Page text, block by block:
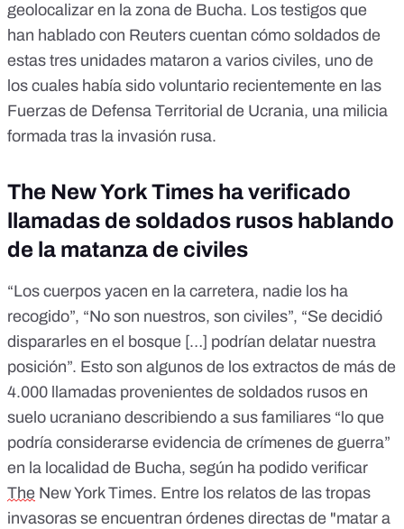
geolocalizar en la zona de Bucha. Los testigos que
han hablado con Reuters cuentan cómo soldados de
estas tres unidades mataron a varios civiles, uno de
los cuales había sido voluntario recientemente en las
Fuerzas de Defensa Territorial de Ucrania, una milicia
formada tras la invasión rusa.
The New York Times ha verificado
llamadas de soldados rusos hablando
de la matanza de civiles
“Los cuerpos yacen en la carretera, nadie los ha
recogido”, “No son nuestros, son civiles”, “Se decidió
dispararles en el bosque […] podrían delatar nuestra
posición”. Esto son algunos de los extractos de más de
4.000 llamadas provenientes de soldados rusos en
suelo ucraniano describiendo a sus familiares “ lo que
podría considerarse evidencia de crímenes de guerra”
en la localidad de Bucha, según ha podido verificar
The New York Times. Entre los relatos de las tropas
invasoras se encuentran órdenes directas de "matar a